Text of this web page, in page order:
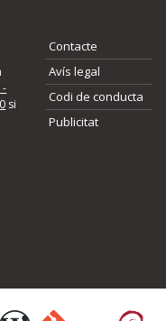
o
millora, ompliu els
del qual voleu informar-
-
si
Contacte
Avís legal
Codi de conducta
Publicitat